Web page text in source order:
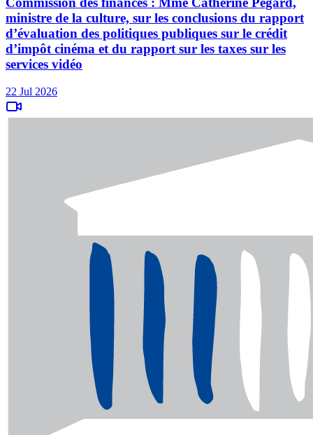
ministre de la culture, sur les conclusions du rapport
d’évaluation des politiques publiques sur le crédit
d’impôt cinéma et du rapport sur les taxes sur les
services vidéo
22 Jul 2026